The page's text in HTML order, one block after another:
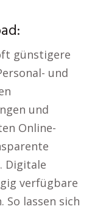
günstigere
und
und
Online-
Digitale
verfügbare
lassen sich